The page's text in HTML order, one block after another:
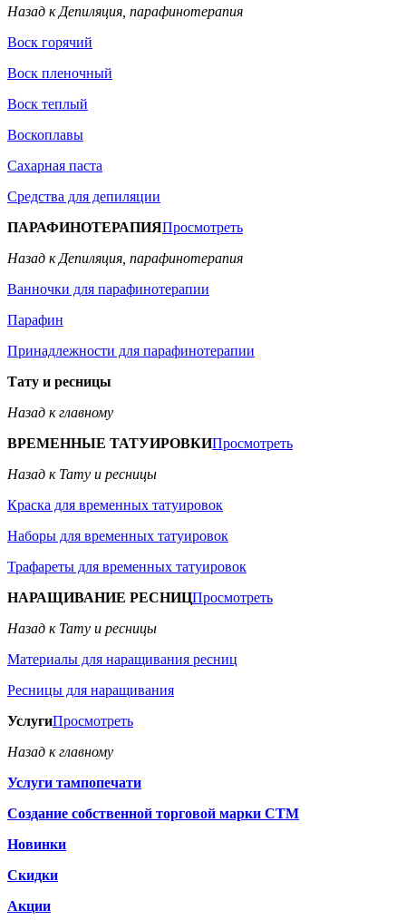
Назад к Депиляция, парафинотерапия
Воск горячий
Воск пленочный
Воск теплый
Воскоплавы
Сахарная паста
Средства для депиляции
ПАРАФИНОТЕРАПИЯПросмотреть
Назад к Депиляция, парафинотерапия
Ванночки для парафинотерапии
Парафин
Принадлежности для парафинотерапии
Тату и ресницы
Назад к главному
ВРЕМЕННЫЕ ТАТУИРОВКИПросмотреть
Назад к Тату и ресницы
Краска для временных татуировок
Наборы для временных татуировок
Трафареты для временных татуировок
НАРАЩИВАНИЕ РЕСНИЦПросмотреть
Назад к Тату и ресницы
Материалы для наращивания ресниц
Ресницы для наращивания
УслугиПросмотреть
Назад к главному
Услуги тампопечати
Создание собственной торговой марки СТМ
Новинки
Скидки
Акции